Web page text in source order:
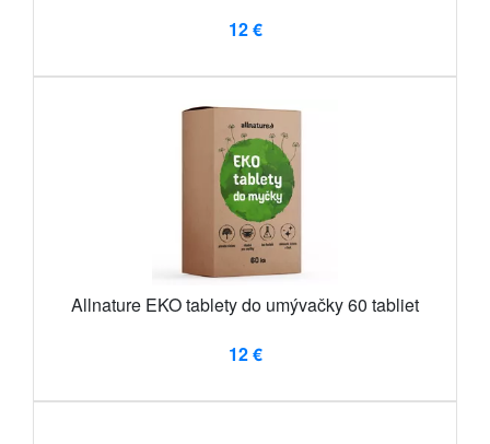
12 €
Allnature EKO tablety do umývačky 60 tabliet
12 €